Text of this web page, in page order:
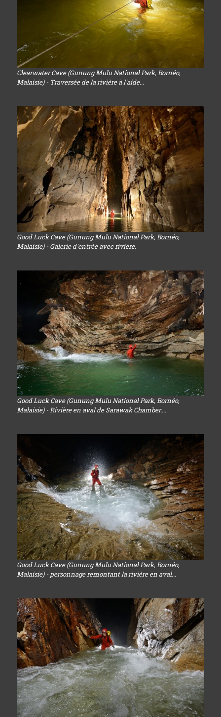
Clearwater Cave (Gunung Mulu National Park, Bornéo,
Malaisie) - Traversée de la rivière à l'aide...
Good Luck Cave (Gunung Mulu National Park, Bornéo,
Malaisie) - Galerie d'entrée avec rivière.
Good Luck Cave (Gunung Mulu National Park, Bornéo,
Malaisie) - Rivière en aval de Sarawak Chamber....
Good Luck Cave (Gunung Mulu National Park, Bornéo,
Malaisie) - personnage remontant la rivière en aval...